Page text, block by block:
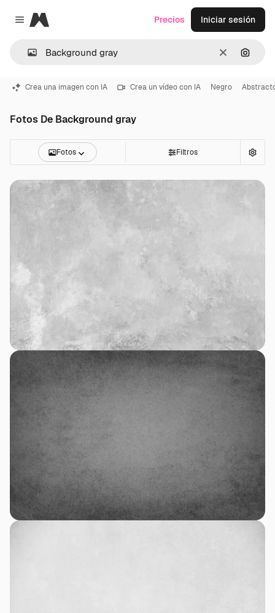
Close menu
Magnific
Borrar
Precios Iniciar sesión
Crea una imagen con IA Crea un vídeo con IA Negro
Fotos De Background gray
Fotos Filtros